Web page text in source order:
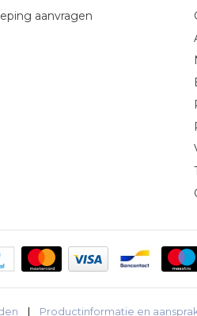
aanvragen
Productinformatie en